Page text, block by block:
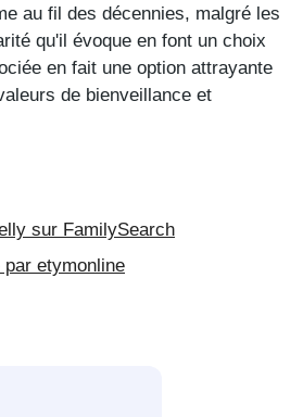
au fil des décennies, malgré les
qu'il évoque en font un choix
en fait une option attrayante
de bienveillance et
sur FamilySearch
etymonline